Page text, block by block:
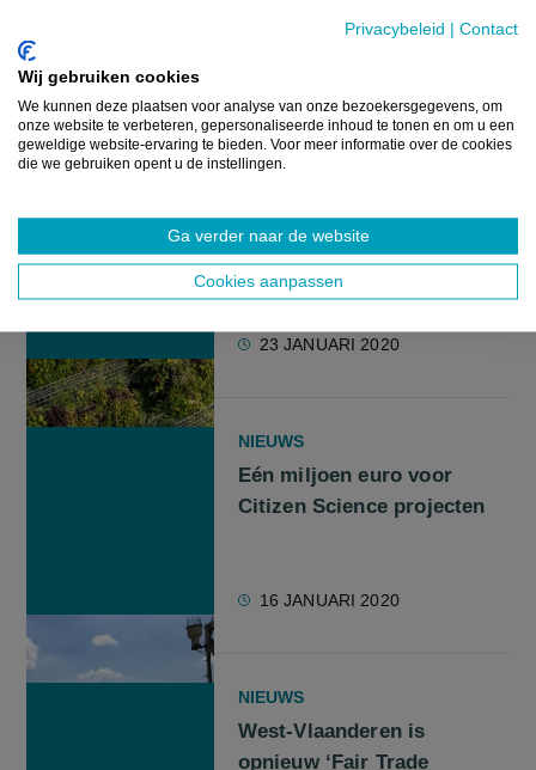
Privacybeleid | Contact
Wij gebruiken cookies
We kunnen deze plaatsen voor analyse van onze bezoekersgegevens, om
onze website te verbeteren, gepersonaliseerde inhoud te tonen en om u een
geweldige website-ervaring te bieden. Voor meer informatie over de cookies
die we gebruiken opent u de instellingen.
Ga verder naar de website
Cookies aanpassen
“Later als ik groot ben,
word ik urban farmer”
23 JANUARI 2020
NIEUWS
Eén miljoen euro voor
Citizen Science projecten
16 JANUARI 2020
NIEUWS
West-Vlaanderen is
opnieuw ‘Fair Trade